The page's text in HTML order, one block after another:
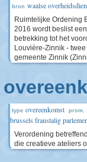
bron waalse
Ruimtelijke Ordening
2016 wordt beslist
betrekking tot het
Louvière-Zinnik -
gemeente Zinnik
type overeenkomst prom.
brussels franstalig
Verordening
die creatieve ateliers